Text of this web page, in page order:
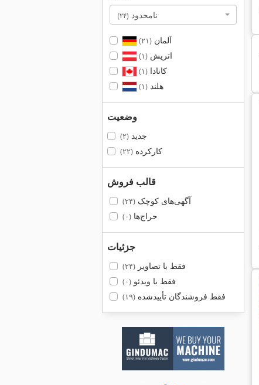
نامحدود (۲۴)
آلمان(۲۱)
اتریش(۱)
کانادا(۱)
هلند(۱)
وضعیت
جدید(۲)
کارکرده(۲۲)
قالب فروش
آگهی‌های کوچک(۲۴)
حراج‌ها(۰)
جزئیات
فقط با تصاویر(۲۴)
فقط با ویدئو(۰)
فقط فروشندگان تأییدشده(۱۹)
اتاق زیر شیروانی ركنج